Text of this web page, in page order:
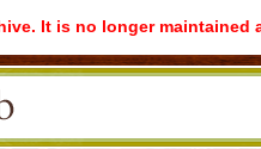
It is no longer